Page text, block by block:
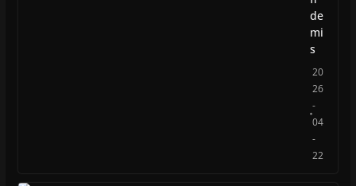
de
mi
s
20
26
-
04
-
22